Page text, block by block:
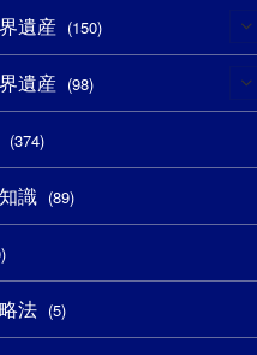
(10)
(10)
(32)
(49)
(6)
(1)
(43)
(109)
(4)
(1)
(32)
(13)
(2)
(2)
(25)
(6)
(1)
(1)
遺産 (150)
(31)
(27)
(10)
遺産 (98)
(4)
(9)
(374)
識 (89)
法 (5)